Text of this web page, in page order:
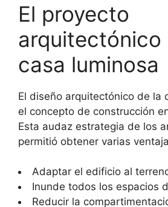
El proyecto
arquitectónico
casa luminosa
El diseño arquitectónico de la
el concepto de construcción
Esta audaz estrategia de los
permitió obtener varias
Adaptar el edificio al
Inunde todos los espacios
Reducir la